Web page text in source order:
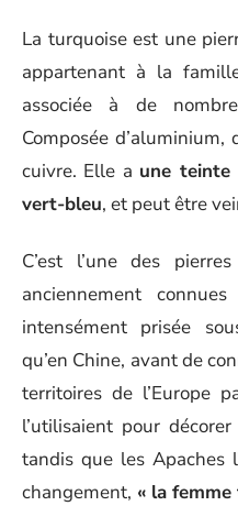
La turquoise est une
appartenant à la
associée à de
Composée
cuivre. Elle a une teinte
vert-bleu, et peut être
C’est l’une des
anciennement
intensément prisée
qu’en Chine, avant de
territoires de l’Europe
l’utilisaient pour
tandis que les Apaches
changement, « la